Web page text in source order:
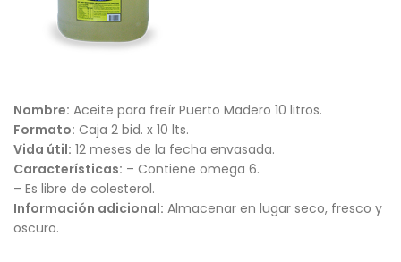
Nombre: Aceite para freír Puerto Madero 10 litros.
Formato: Caja 2 bid. x 10 lts.
Vida útil: 12 meses de la fecha envasada.
Características: – Contiene omega 6.
– Es libre de colesterol.
Información adicional: Almacenar en lugar seco, fresco y
oscuro.